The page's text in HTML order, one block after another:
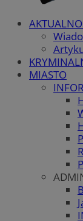
MIASTO